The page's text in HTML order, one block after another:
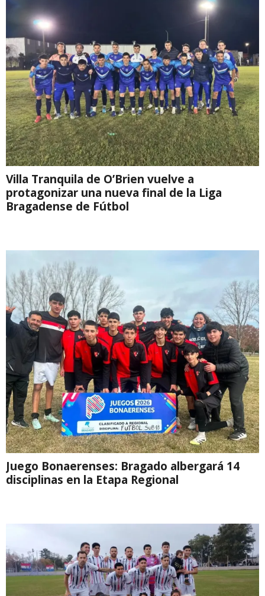
Villa Tranquila de O’Brien vuelve a
protagonizar una nueva final de la Liga
Bragadense de Fútbol
Juego Bonaerenses: Bragado albergará 14
disciplinas en la Etapa Regional